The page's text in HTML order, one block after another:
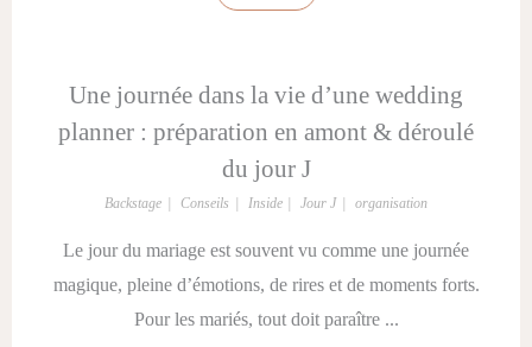
Une journée dans la vie d’une wedding
planner : préparation en amont & déroulé
du jour J
Backstage Conseils Inside Jour J organisation
Le jour du mariage est souvent vu comme une journée
magique, pleine d’émotions, de rires et de moments forts.
Pour les mariés, tout doit paraître ...